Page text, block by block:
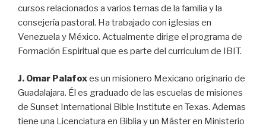
cursos relacionados a varios temas de la familia y la
consejería pastoral. Ha trabajado con iglesias en
Venezuela y México. Actualmente dirige el programa de
Formación Espiritual que es parte del curriculum de IBIT.
J. Omar Palafoxes un misionero Mexicano originario de
Guadalajara. Él es graduado de las escuelas de misiones
de Sunset International Bible Institute en Texas. Ademas
tiene una Licenciatura en Biblia y un Máster en Ministerio